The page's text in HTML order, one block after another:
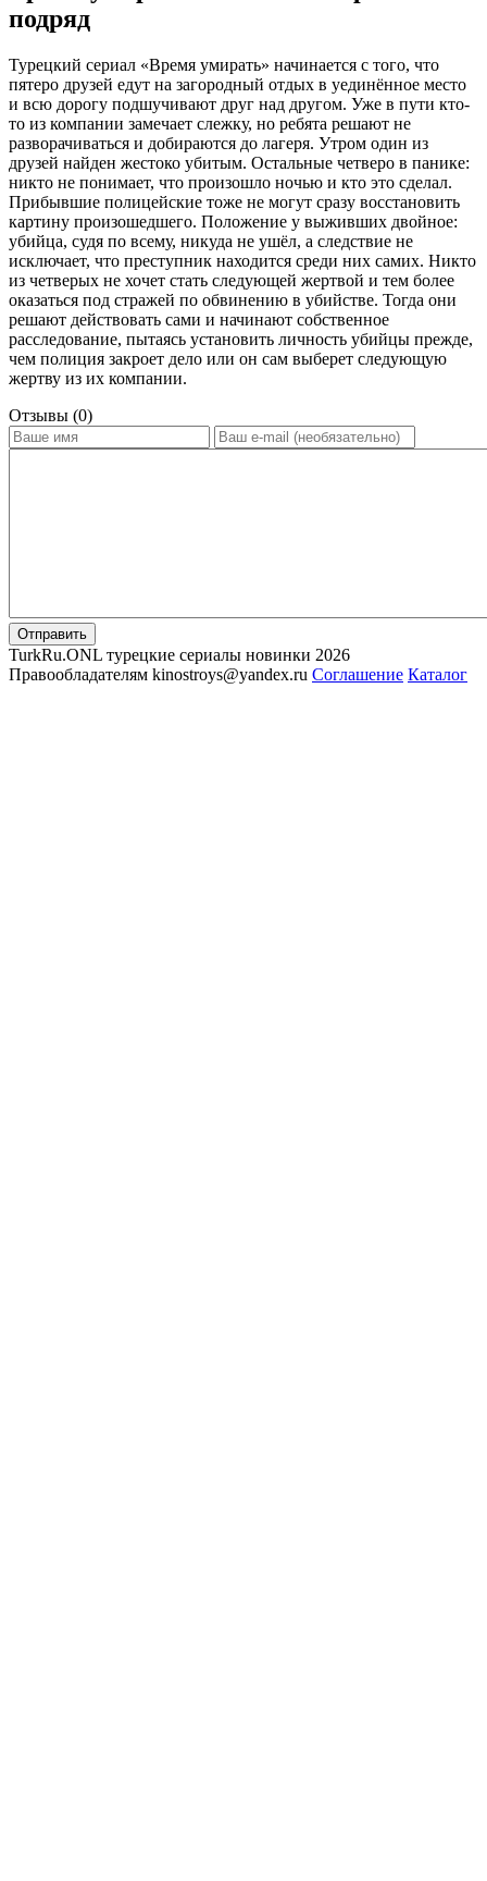
подряд
Турецкий сериал «Время умирать» начинается с того, что
пятеро друзей едут на загородный отдых в уединённое место
и всю дорогу подшучивают друг над другом. Уже в пути кто-
то из компании замечает слежку, но ребята решают не
разворачиваться и добираются до лагеря. Утром один из
друзей найден жестоко убитым. Остальные четверо в панике:
никто не понимает, что произошло ночью и кто это сделал.
Прибывшие полицейские тоже не могут сразу восстановить
картину произошедшего. Положение у выживших двойное:
убийца, судя по всему, никуда не ушёл, а следствие не
исключает, что преступник находится среди них самих. Никто
из четверых не хочет стать следующей жертвой и тем более
оказаться под стражей по обвинению в убийстве. Тогда они
решают действовать сами и начинают собственное
расследование, пытаясь установить личность убийцы прежде,
чем полиция закроет дело или он сам выберет следующую
жертву из их компании.
Отзывы (0)
Отправить
TurkRu.ONL турецкие сериалы новинки 2026
Правообладателям kinostroys@yandex.ru Соглашение Каталог